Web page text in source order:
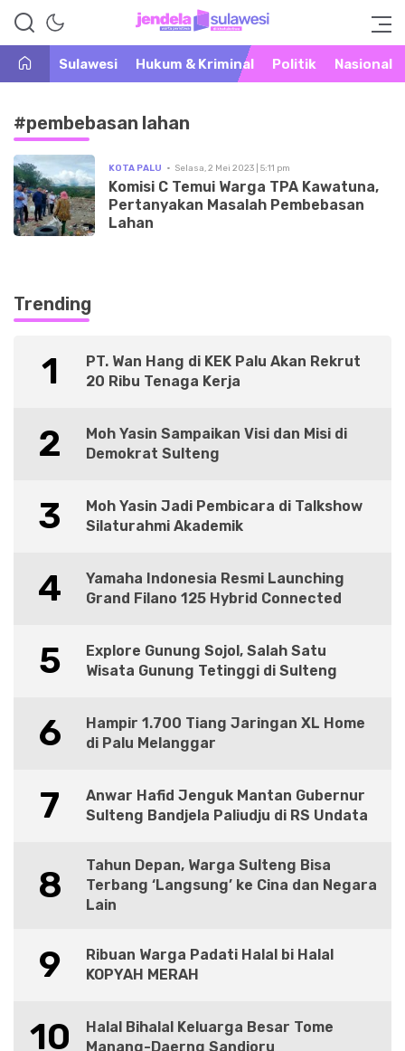
Jendela Sulawesi
Warta Peristiwa di Khatulistiwa
Sulawesi
Hukum & Kriminal Politik Nasional
#pembebasan lahan
KOTA PALU Selasa, 2 Mei 2023 | 5:11 pm
Komisi C Temui Warga TPA Kawatuna,
Pertanyakan Masalah Pembebasan
Lahan
Trending
1
PT. Wan Hang di KEK Palu Akan Rekrut
20 Ribu Tenaga Kerja
2
Moh Yasin Sampaikan Visi dan Misi di
Demokrat Sulteng
3
Moh Yasin Jadi Pembicara di Talkshow
Silaturahmi Akademik
4
Yamaha Indonesia Resmi Launching
Grand Filano 125 Hybrid Connected
5
Explore Gunung Sojol, Salah Satu
Wisata Gunung Tetinggi di Sulteng
6
Hampir 1.700 Tiang Jaringan XL Home
di Palu Melanggar
7
Anwar Hafid Jenguk Mantan Gubernur
Sulteng Bandjela Paliudju di RS Undata
8
Tahun Depan, Warga Sulteng Bisa
Terbang ‘Langsung’ ke Cina dan Negara
Lain
9
Ribuan Warga Padati Halal bi Halal
KOPYAH MERAH
10
Halal Bihalal Keluarga Besar Tome
Manang-Daerng Sandjoru